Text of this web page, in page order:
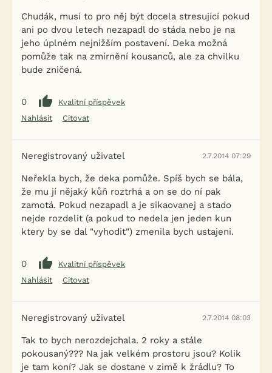
Chudák, musí to pro něj být docela stresující pokud
ani po dvou letech nezapadl do stáda nebo je na
jeho úplném nejnižším postavení. Deka možná
pomůže tak na zmírnění kousanců, ale za chvilku
bude zničená.
0
Kvalitní příspěvek
Nahlásit
Citovat
Neregistrovaný uživatel 2.7.2014 07:29
Neřekla bych, že deka pomůže. Spíš bych se bála,
že mu jí nějaký kůň roztrhá a on se do ní pak
zamotá. Pokud nezapadl a je sikaovanej a stado
nejde rozdelit (a pokud to nedela jen jeden kun
ktery by se dal "vyhodit") zmenila bych ustajeni.
0
Kvalitní příspěvek
Nahlásit
Citovat
Neregistrovaný uživatel 2.7.2014 08:03
Tak to bych nerozdejchala. 2 roky a stále
pokousaný??? Na jak velkém prostoru jsou? Kolik
je tam koní? Jak se dostane v zimě k žrádlu? To